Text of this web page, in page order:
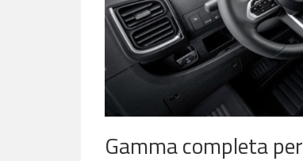
Gamma completa